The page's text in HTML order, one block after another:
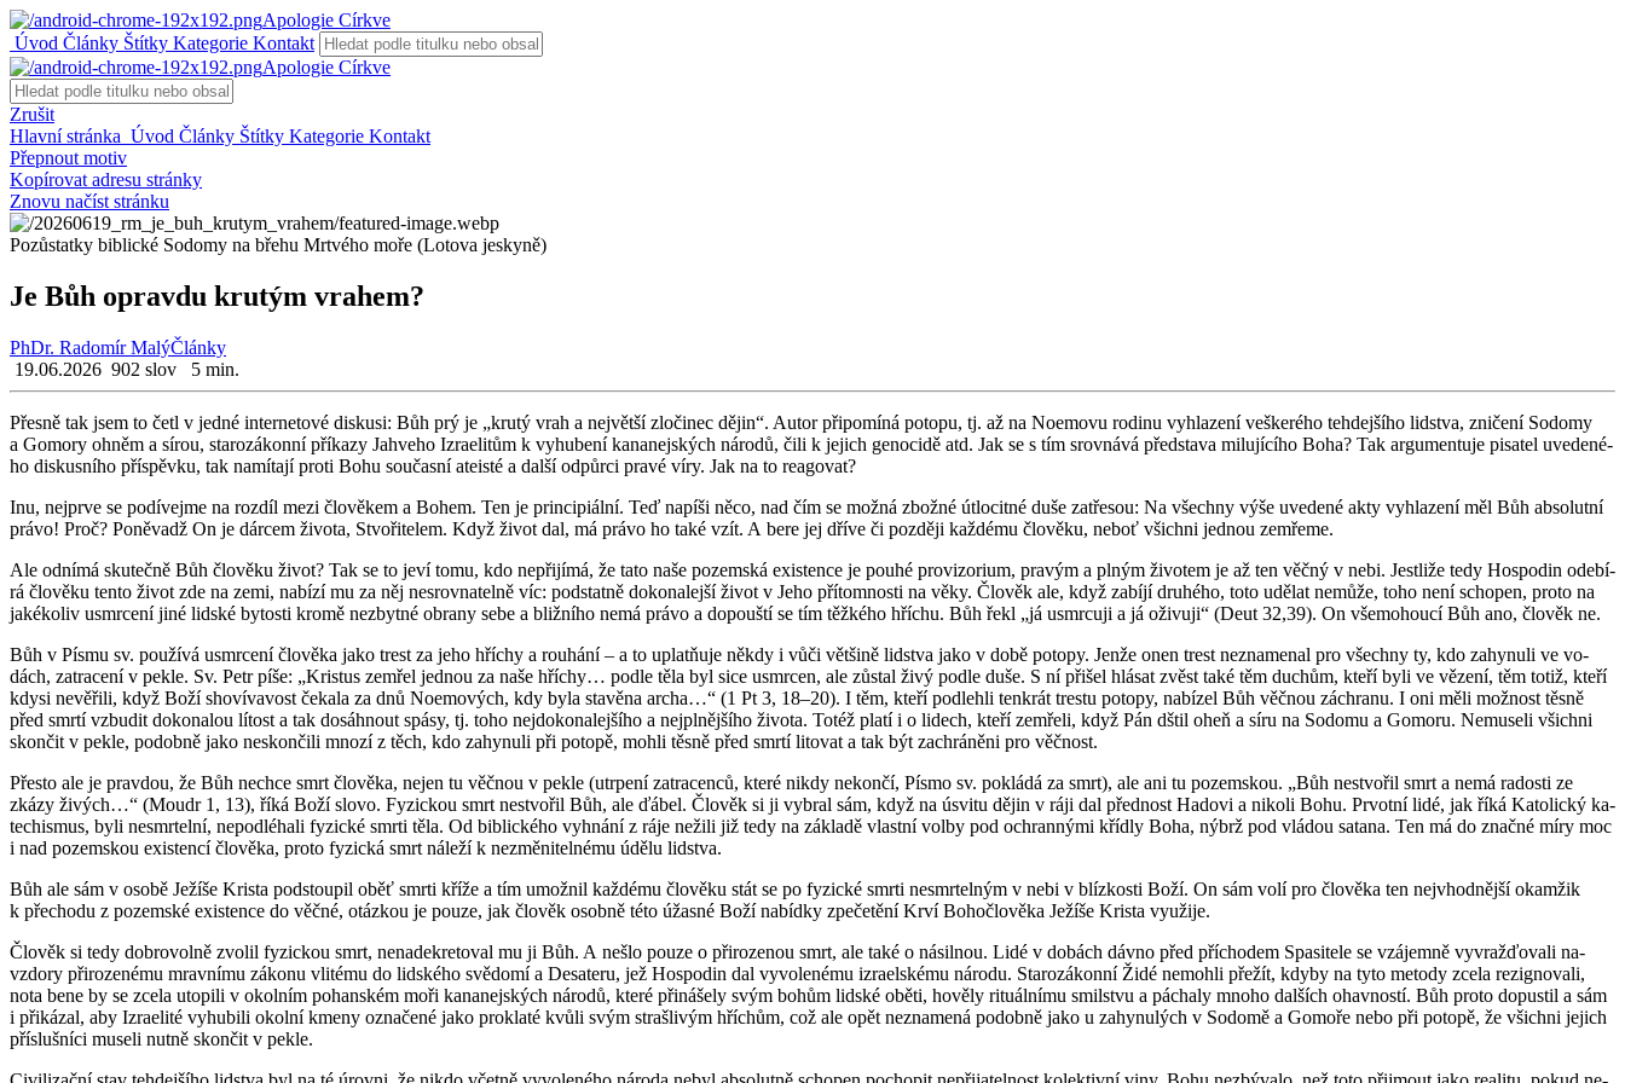
Apologie Církve
Úvod Články Štítky Kategorie Kontakt
Apologie Církve
Zrušit
Hlavní stránka Úvod Články Štítky Kategorie Kontakt
Přepnout motiv
Kopírovat adresu stránky
Znovu načíst stránku
Pozůstatky biblické Sodomy na břehu Mrtvého moře (Lotova jeskyně)
Je Bůh opravdu krutým vrahem?
PhDr. Radomír MalýČlánky
19.06.2026 902 slov 5 min.
Přes­ně tak jsem to četl v jedné in­ter­ne­to­vé dis­ku­si: Bůh prý je „krutý vrah a nej­vět­ší zlo­či­nec dějin“. Autor při­po­mí­ná poto­pu, tj. až na No­emo­vu ro­di­nu vy­hla­ze­ní veš­ke­ré­ho teh­dej­ší­ho lid­stva, zni­če­ní So­do­my
a Go­mo­ry ohněm a sírou, sta­ro­zá­kon­ní pří­ka­zy Jah­ve­ho Iz­ra­e­li­tům k vy­hu­be­ní ka­na­nej­ských ná­ro­dů, čili k je­jich ge­no­ci­dě atd. Jak se s tím srov­ná­vá před­sta­va mi­lu­jí­cí­ho Boha? Tak ar­gu­men­tu­je pi­sa­tel uve­de­né­
ho dis­kus­ní­ho pří­spěv­ku, tak na­mí­ta­jí proti Bohu sou­čas­ní ate­is­té a další od­půr­ci pravé víry. Jak na to re­a­go­vat?
Inu, nej­pr­ve se po­dí­vej­me na roz­díl mezi člo­vě­kem a Bohem. Ten je prin­ci­pi­ál­ní. Teď na­pí­ši něco, nad čím se možná zbož­né útlo­cit­né duše za­tře­sou: Na všech­ny výše uve­de­né akty vy­hla­ze­ní měl Bůh ab­so­lut­ní
právo! Proč? Po­ně­vadž On je dár­cem ži­vo­ta, Stvo­ři­te­lem. Když život dal, má právo ho také vzít. A bere jej dříve či poz­dě­ji kaž­dé­mu člo­vě­ku, neboť všich­ni jed­nou ze­mře­me.
Ale od­ní­má sku­teč­ně Bůh člo­vě­ku život? Tak se to jeví tomu, kdo ne­při­jí­má, že tato naše po­zem­ská exis­ten­ce je pouhé pro­vi­zo­ri­um, pra­vým a plným ži­vo­tem je až ten věčný v nebi. Jestli­že tedy Hos­po­din ode­bí­
rá člo­vě­ku tento život zde na zemi, na­bí­zí mu za něj ne­srov­na­tel­ně víc: pod­stat­ně do­ko­na­lej­ší život v Jeho pří­tom­nos­ti na věky. Člo­věk ale, když za­bí­jí dru­hé­ho, toto udě­lat ne­mů­že, toho není scho­pen, proto na
ja­ké­ko­liv usmr­ce­ní jiné lid­ské by­tos­ti kromě ne­zbyt­né obra­ny sebe a bliž­ní­ho nemá právo a do­pouš­tí se tím těž­ké­ho hří­chu. Bůh řekl „já usmr­cu­ji a já oži­vu­ji“ (Deut 32,39). On vše­mo­hou­cí Bůh ano, člo­věk ne.
Bůh v Písmu sv. po­u­ží­vá usmr­ce­ní člo­vě­ka jako trest za jeho hří­chy a rou­há­ní – a to uplatňuje někdy i vůči vět­ši­ně lid­stva jako v době po­to­py. Jenže onen trest ne­zna­me­nal pro všech­ny ty, kdo za­hy­nu­li ve vo­
dách, za­tra­ce­ní v pekle. Sv. Petr píše: „Kris­tus ze­mřel jed­nou za naše hří­chy… podle těla byl sice usmr­cen, ale zů­stal živý podle duše. S ní při­šel hlá­sat zvěst také těm du­chům, kteří byli ve vě­ze­ní, těm totiž, kteří
kdysi ne­vě­ři­li, když Boží sho­ví­va­vost če­ka­la za dnů No­emo­vých, kdy byla sta­vě­na archa…“ (1 Pt 3, 18–20). I těm, kteří pod­leh­li ten­krát tres­tu po­to­py, na­bí­zel Bůh věč­nou zá­chra­nu. I oni měli mož­nost těsně
před smrtí vzbu­dit do­ko­na­lou lí­tost a tak do­sáh­nout spásy, tj. toho nej­do­ko­na­lej­ší­ho a nej­pl­něj­ší­ho ži­vo­ta. Totéž platí i o li­dech, kteří ze­mře­li, když Pán dštil oheň a síru na So­do­mu a Go­mo­ru. Ne­mu­se­li všich­ni
skon­čit v pekle, po­dob­ně jako ne­skon­či­li mnozí z těch, kdo za­hy­nu­li při po­to­pě, mohli těsně před smrtí li­to­vat a tak být za­chrá­ně­ni pro věč­nost.
Přes­to ale je prav­dou, že Bůh ne­chce smrt člo­vě­ka, nejen tu věč­nou v pekle (utr­pe­ní za­tra­cen­ců, které nikdy ne­kon­čí, Písmo sv. po­klá­dá za smrt), ale ani tu po­zem­skou. „Bůh ne­stvo­řil smrt a nemá ra­dos­ti ze
zkázy ži­vých…“ (Moudr 1, 13), říká Boží slovo. Fy­zic­kou smrt ne­stvo­řil Bůh, ale ďábel. Člo­věk si ji vy­bral sám, když na úsvi­tu dějin v ráji dal před­nost Ha­do­vi a ni­ko­li Bohu. Pr­vot­ní lidé, jak říká Ka­to­lic­ký ka­
techis­mus, byli ne­smr­tel­ní, ne­pod­lé­ha­li fy­zic­ké smrti těla. Od bib­lic­ké­ho vy­hná­ní z ráje ne­ži­li již tedy na zá­kla­dě vlast­ní volby pod ochran­ný­mi kří­d­ly Boha, nýbrž pod vlá­dou sa­ta­na. Ten má do znač­né míry moc
i nad po­zem­skou exis­ten­cí člo­vě­ka, proto fy­zic­ká smrt ná­le­ží k ne­změ­ni­tel­né­mu údělu lid­stva.
Bůh ale sám v osobě Je­ží­še Kris­ta pod­stou­pil oběť smrti kříže a tím umož­nil kaž­dé­mu člo­vě­ku stát se po fy­zic­ké smrti ne­smr­tel­ným v nebi v blíz­kos­ti Boží. On sám volí pro člo­vě­ka ten nej­vhod­něj­ší oka­mžik
k pře­cho­du z po­zem­ské exis­ten­ce do věčné, otáz­kou je pouze, jak člo­věk osob­ně této úžas­né Boží na­bíd­ky zpe­če­tě­ní Krví Bo­ho­člo­vě­ka Je­ží­še Kris­ta vy­u­ži­je.
Člo­věk si tedy dob­ro­vol­ně zvo­lil fy­zic­kou smrt, ne­na­de­kre­to­val mu ji Bůh. A nešlo pouze o při­ro­ze­nou smrt, ale také o ná­sil­nou. Lidé v do­bách dávno před pří­cho­dem Spa­si­te­le se vzá­jem­ně vy­vraž­ďo­va­li na­
vzdo­ry při­ro­ze­né­mu mrav­ní­mu zá­ko­nu vli­té­mu do lid­ské­ho svě­do­mí a De­sa­te­ru, jež Hos­po­din dal vy­vo­le­né­mu iz­ra­el­ské­mu ná­ro­du. Sta­ro­zá­kon­ní Židé ne­moh­li pře­žít, kdyby na tyto me­to­dy zcela re­zig­no­va­li,
nota bene by se zcela uto­pi­li v okol­ním po­han­ském moři ka­na­nej­ských ná­ro­dů, které při­ná­še­ly svým bohům lid­ské oběti, ho­vě­ly ri­tu­ál­ní­mu smil­stvu a pácha­ly mnoho dal­ších ohav­nos­tí. Bůh proto do­pus­til a sám
i při­ká­zal, aby Iz­ra­e­li­té vy­hu­bi­li okol­ní kmeny ozna­če­né jako pro­kla­té kvůli svým straš­li­vým hříchům, což ale opět ne­zna­me­ná po­dob­ně jako u za­hy­nu­lých v So­do­mě a Go­mo­ře nebo při po­to­pě, že všich­ni je­jich
pří­sluš­ní­ci mu­se­li nutně skon­čit v pekle.